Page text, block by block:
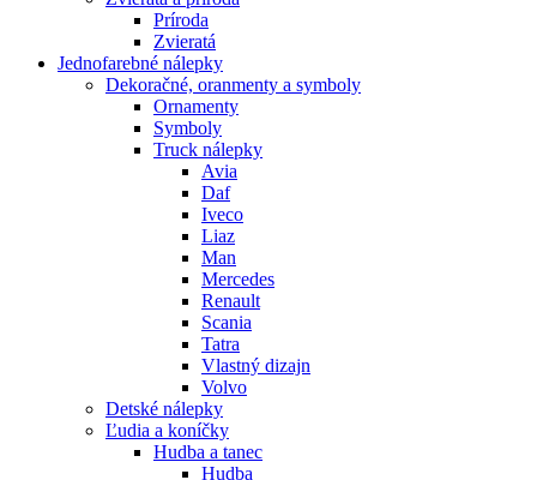
Príroda
Zvieratá
Jednofarebné nálepky
Dekoračné, oranmenty a symboly
Ornamenty
Symboly
Truck nálepky
Avia
Daf
Iveco
Liaz
Man
Mercedes
Renault
Scania
Tatra
Vlastný dizajn
Volvo
Detské nálepky
Ľudia a koníčky
Hudba a tanec
Hudba